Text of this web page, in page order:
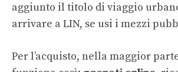
aggiunto il titolo di viaggio
arrivare a LIN, se usi i mezzi
Per l’acquisto, nella maggior